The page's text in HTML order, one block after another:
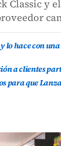
Classic y
lo hace con
a clientes
para que